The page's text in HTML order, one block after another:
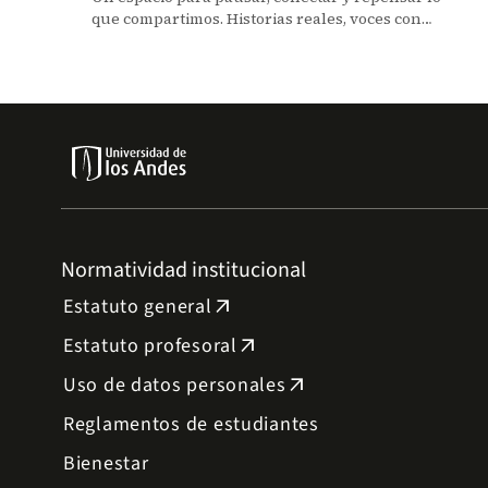
que compartimos. Historias reales, voces con
Normatividad institucional
Estatuto general arrow_outward
Estatuto profesoral arrow_outward
Uso de datos personales arrow_outward
Reglamentos de estudiantes
Bienestar